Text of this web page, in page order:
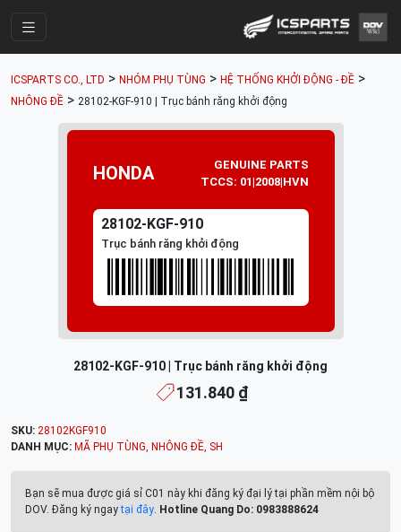
Cửa Hàng
Parts Catalogue
Mã Phụ Tùng
Tài khoản
ICSPARTS CO., LTD > NHÓM PHỤ TÙNG > HỆ THỐNG KHỞI ĐỘNG - ĐỀ >
NHÔNG ĐỀ > 28102-KGF-910 | Trục bánh răng khởi động
HONDA
GENUINE PARTS
TCCS: 01|2008|HVN
28102-KGF-910
Trục bánh răng khởi động
28102-KGF-910 | Trục bánh răng khởi động
131.840 ₫
SKU: 28102KGF910
DANH MỤC: MÃ PHỤ TÙNG, NHÔNG ĐỀ, SH
Bạn sẽ mua được giá sỉ C01 này khi đăng ký đại lý tại phần mềm nội bộ
DOV. Đăng ký ngaytại đây. Hotline Quang Do: 0983888624